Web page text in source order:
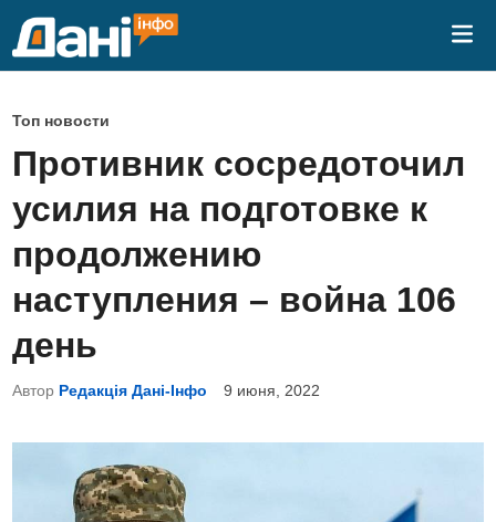
О
п
у
б
л
и
к
о
в
а
Топ новости
Противник сосредоточил
усилия на подготовке к
продолжению
наступления – война 106
день
Автор Редакція Дані-Інфо 9 июня, 2022